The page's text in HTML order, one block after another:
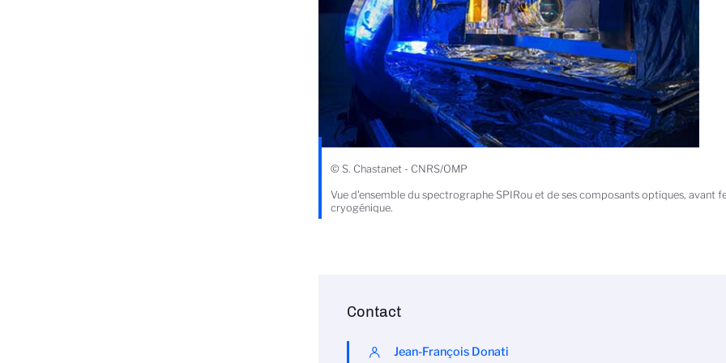
© S. Chastanet - CNRS/OMP
Vue d'ensemble du spectrographe SPIRou et de ses composants optiques, avant
cryogénique.
Contact
Jean-François Donati